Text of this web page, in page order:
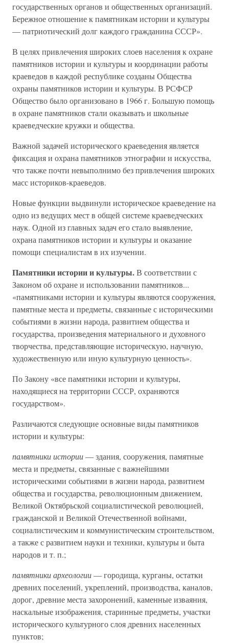
государственных органов и общественных организаций.
Бережное отношение к памятникам истории и культуры
— патриотический долг каждого гражданина СССР».
В целях привлечения широких слоев населения к охране
памятников истории и культуры и координации работы
краеведов в каждой республике созданы Общества
охраны памятников истории и культуры. В РСФСР
Общество было организовано в 1966 г. Большую помощь
в охране памятников стали оказывать и школьные
краеведческие кружки и общества.
Важной задачей исторического краеведения является
фиксация и охрана памятников этнографии и искусства,
что также почти невыполнимо без привлечения широких
масс историков-краеведов.
Новые функции выдвинули историческое краеведение на
одно из ведущих мест в общей системе краеведческих
наук. Одной из главных задач его стало выявление,
охрана памятников истории и культуры и оказание
помощи специалистам в их изучении.
Памятники истории и культуры.В соответствии с
Законом об охране и использовании памятников...
«памятниками истории и культуры являются сооружения,
памятные места и предметы, связанные с историческими
событиями в жизни народа, развитием общества и
государства, произведения материального и духовного
творчества, представляющие историческую, научную,
художественную или иную культурную ценность».
По Закону «все памятники истории и культуры,
находящиеся на территории СССР, охраняются
государством».
Различаются следующие основные виды памятников
истории и культуры:
памятники истории— здания, сооружения, памятные
места и предметы, связанные с важнейшими
историческими событиями в жизни народа, развитием
общества и государства, революционным движением,
Великой Октябрьской социалистической революцией,
гражданской и Великой Отечественной войнами,
социалистическим и коммунистическим строительством,
а также с развитием науки и техники, культуры и быта
народов и т. п.;
памятники археологии— городища, курганы, остатки
древних поселений, укреплений, производства, каналов,
дорог, древние места захоронений, каменные изваяния,
наскальные изображения, старинные предметы, участки
исторического культурного слоя древних населенных
пунктов;